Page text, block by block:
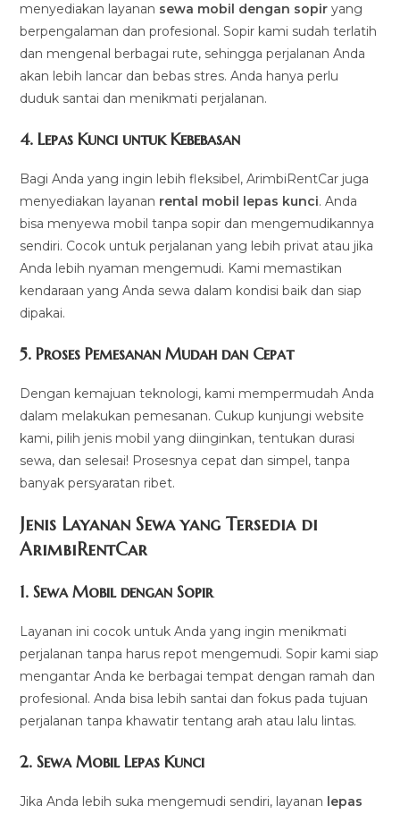
menyediakan layanan sewa mobil dengan sopir yang
berpengalaman dan profesional. Sopir kami sudah terlatih
dan mengenal berbagai rute, sehingga perjalanan Anda
akan lebih lancar dan bebas stres. Anda hanya perlu
duduk santai dan menikmati perjalanan.
4.Lepas Kunci untuk Kebebasan
Bagi Anda yang ingin lebih fleksibel, ArimbiRentCar juga
menyediakan layanan rental mobil lepas kunci. Anda
bisa menyewa mobil tanpa sopir dan mengemudikannya
sendiri. Cocok untuk perjalanan yang lebih privat atau jika
Anda lebih nyaman mengemudi. Kami memastikan
kendaraan yang Anda sewa dalam kondisi baik dan siap
dipakai.
5.Proses Pemesanan Mudah dan Cepat
Dengan kemajuan teknologi, kami mempermudah Anda
dalam melakukan pemesanan. Cukup kunjungi website
kami, pilih jenis mobil yang diinginkan, tentukan durasi
sewa, dan selesai! Prosesnya cepat dan simpel, tanpa
banyak persyaratan ribet.
Jenis Layanan Sewa yang Tersedia di
ArimbiRentCar
1.Sewa Mobil dengan Sopir
Layanan ini cocok untuk Anda yang ingin menikmati
perjalanan tanpa harus repot mengemudi. Sopir kami siap
mengantar Anda ke berbagai tempat dengan ramah dan
profesional. Anda bisa lebih santai dan fokus pada tujuan
perjalanan tanpa khawatir tentang arah atau lalu lintas.
2.Sewa Mobil Lepas Kunci
Jika Anda lebih suka mengemudi sendiri, layanan lepas